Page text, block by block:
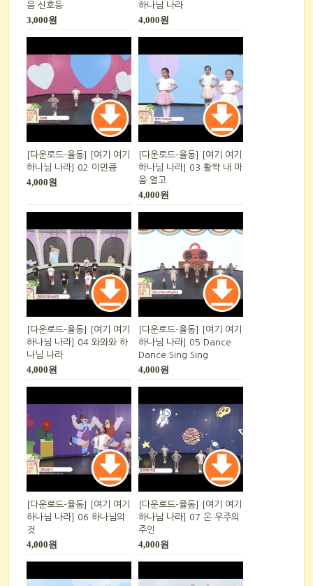
음 신호등
3,000원
하나님 나라
4,000원
[다운로드-율동] [여기 여기
하나님 나라] 02 이만큼
4,000원
[다운로드-율동] [여기 여기
하나님 나라] 03 활짝 내 마
음 열고
4,000원
[다운로드-율동] [여기 여기
하나님 나라] 04 와와와 하
나님 나라
4,000원
[다운로드-율동] [여기 여기
하나님 나라] 05 Dance
Dance Sing Sing
4,000원
[다운로드-율동] [여기 여기
하나님 나라] 06 하나님의
것
4,000원
[다운로드-율동] [여기 여기
하나님 나라] 07 온 우주의
주인
4,000원